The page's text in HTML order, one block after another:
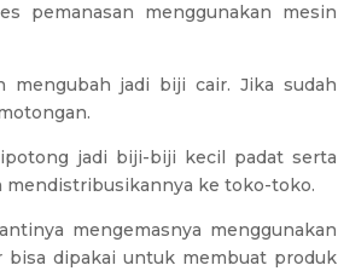
pemanasan menggunakan mesin
mengubah jadi biji cair. Jika sudah
jadi biji-biji kecil padat serta
mendistribusikannya ke toko-toko.
mengemasnya menggunakan
bisa dipakai untuk membuat produk